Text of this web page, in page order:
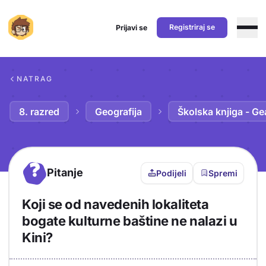
Prijavi se Registriraj se
NATRAG
8. razred Geografija Školska knjiga -
? Pitanje Podijeli Spremi
Koji se od navedenih lokaliteta
bogate kulturne baštine ne nalazi u
Kini?